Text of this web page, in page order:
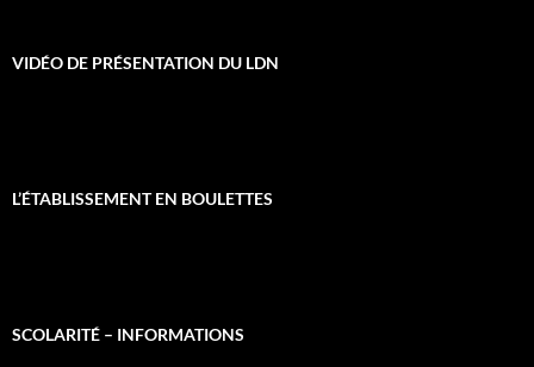
VIDÉO DE PRÉSENTATION DU LDN
L’ÉTABLISSEMENT EN BOULETTES
SCOLARITÉ – INFORMATIONS